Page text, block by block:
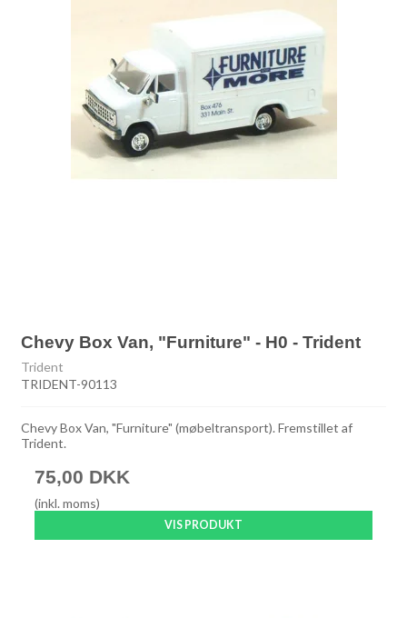
Chevy Box Van, "Furniture" - H0 - Trident
Trident
TRIDENT-90113
Chevy Box Van, "Furniture" (møbeltransport). Fremstillet af
Trident.
75,00 DKK
(inkl. moms)
VIS PRODUKT